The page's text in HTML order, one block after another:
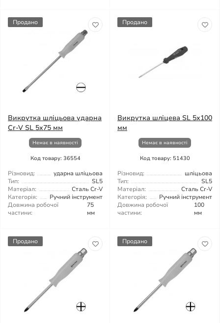
Продано
Викрутка шліцьова ударна
Cr-V SL 5x75 мм
Немає в наявності
Код товару: 36554
Різновид:
ударна шліцьова
Тип:
SL5
Матеріал:
Сталь Cr-V
Категорія:
Ручний інструмент
Довжина робочої
частини:
75
мм
Продано
Викрутка шліцева SL 5х100
мм
Немає в наявності
Код товару: 51430
Різновид:
шліцьова
Тип:
SL5
Матеріал:
Сталь Cr-V
Категорія:
Ручний інструмент
Довжина робочої
частини:
100
мм
Продано Продано